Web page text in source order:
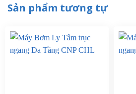
Sản phẩm tương tự